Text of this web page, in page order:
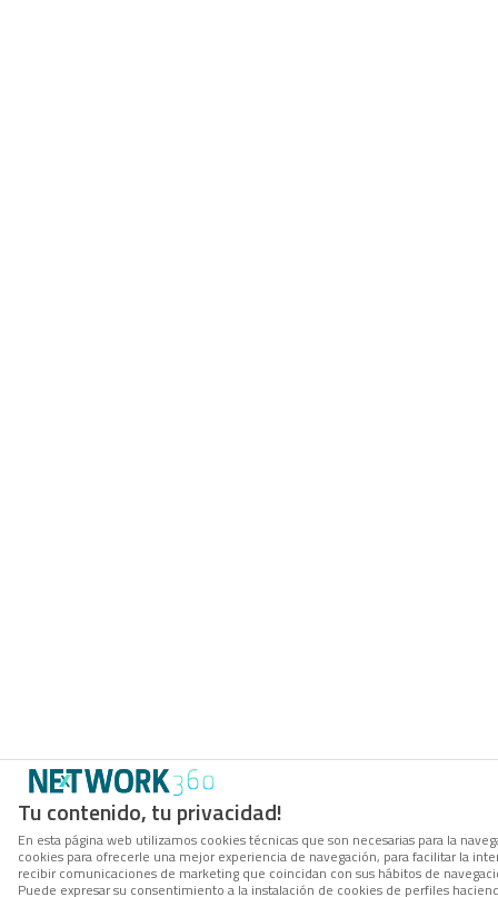
Tu contenido, tu privacidad!
En esta página web utilizamos cookies técnicas que son necesarias para la
cookies para ofrecerle una mejor experiencia de navegación, para facilitar la
recibir comunicaciones de marketing que coincidan con sus hábitos de
Puede expresar su consentimiento a la instalación de cookies de perfiles